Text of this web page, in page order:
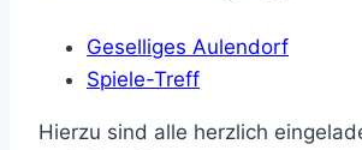
Geselliges Aulendorf
Spiele-Treff
Hierzu sind alle herzlich